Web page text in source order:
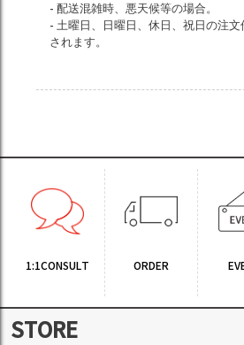
- 配送混雑時、悪天候等の場合。
- 土曜日、日曜日、休日、祝日の注
されます。
1:1CONSULT ORDER
STORE